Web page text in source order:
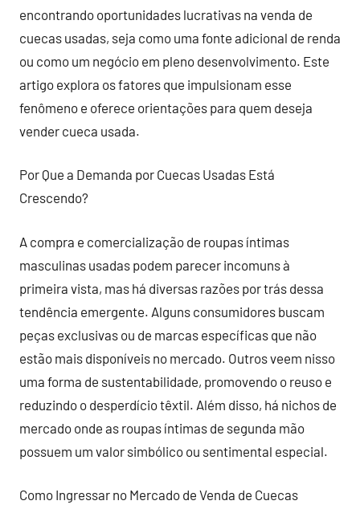
encontrando oportunidades lucrativas na venda de
cuecas usadas, seja como uma fonte adicional de renda
ou como um negócio em pleno desenvolvimento. Este
artigo explora os fatores que impulsionam esse
fenômeno e oferece orientações para quem deseja
vender cueca usada.
Por Que a Demanda por Cuecas Usadas Está
Crescendo?
A compra e comercialização de roupas íntimas
masculinas usadas podem parecer incomuns à
primeira vista, mas há diversas razões por trás dessa
tendência emergente. Alguns consumidores buscam
peças exclusivas ou de marcas específicas que não
estão mais disponíveis no mercado. Outros veem nisso
uma forma de sustentabilidade, promovendo o reuso e
reduzindo o desperdício têxtil. Além disso, há nichos de
mercado onde as roupas íntimas de segunda mão
possuem um valor simbólico ou sentimental especial.
Como Ingressar no Mercado de Venda de Cuecas